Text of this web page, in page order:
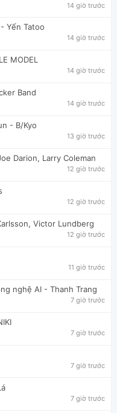
14 giờ trước
- Yến Tatoo
14 giờ trước
MODEL
14 giờ trước
Band
14 giờ trước
- B/Kyo
13 giờ trước
Darion, Larry Coleman
12 giờ trước
12 giờ trước
Victor Lundberg
12 giờ trước
11 giờ trước
nghệ AI - Thanh Trang
7 giờ trước
7 giờ trước
7 giờ trước
7 giờ trước